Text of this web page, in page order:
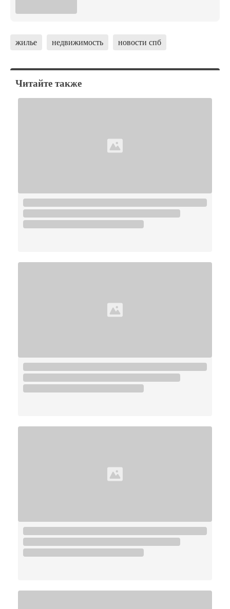
жилье недвижимость новости спб
Читайте также